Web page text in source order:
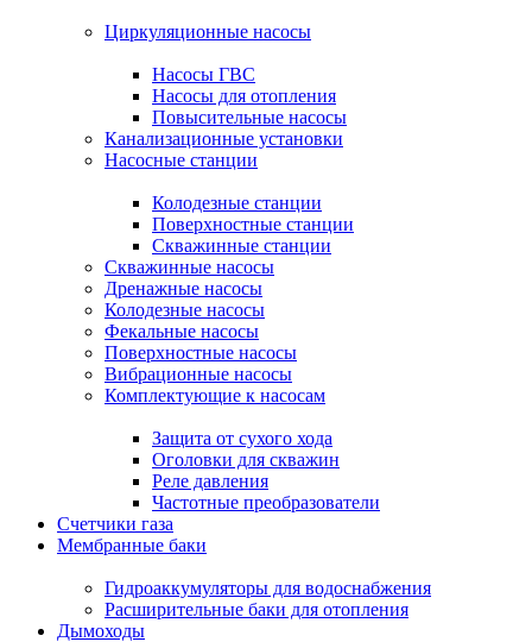
Циркуляционные насосы
Насосы ГВС
Насосы для отопления
Повысительные насосы
Канализационные установки
Насосные станции
Колодезные станции
Поверхностные станции
Скважинные станции
Скважинные насосы
Дренажные насосы
Колодезные насосы
Фекальные насосы
Поверхностные насосы
Вибрационные насосы
Комплектующие к насосам
Защита от сухого хода
Оголовки для скважин
Реле давления
Частотные преобразователи
Счетчики газа
Мембранные баки
Гидроаккумуляторы для водоснабжения
Расширительные баки для отопления
Дымоходы